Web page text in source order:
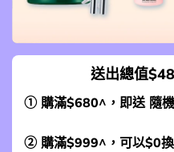
送出總值
① 購滿$680^，即送 隨機
② 購滿$999^，可以$0